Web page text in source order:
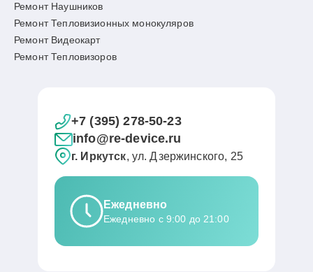
Ремонт Наушников
Ремонт Тепловизионных монокуляров
Ремонт Видеокарт
Ремонт Тепловизоров
+7 (395) 278-50-23
info@re-device.ru
г. Иркутск, ул. Дзержинского, 25
Ежедневно
Ежедневно с 9:00 до 21:00